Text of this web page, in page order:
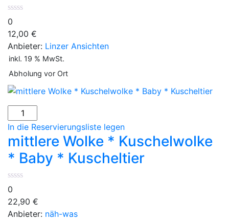
0
12,00 €
Anbieter: Linzer Ansichten
inkl. 19 % MwSt.
Abholung vor Ort
mittlere
Wolke
Kuschelwolke
*
Baby
*
Kuscheltier
Menge
In die Reservierungsliste legen
mittlere Wolke * Kuschelwolke
* Baby * Kuscheltier
0
22,90 €
Anbieter: näh-was